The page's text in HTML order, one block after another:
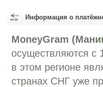
Информация о
MoneyGram
осуществляются с
в этом регионе
странах СНГ уже